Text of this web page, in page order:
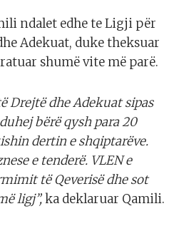
ndalet edhe te Ligji për
Adekuat, duke theksuar
shumë vite më parë.
Drejtë dhe Adekuat sipas
bërë qysh para 20
dertin e shqiptarëve.
e tenderë. VLEN e
të Qeverisë dhe sot
ligj”,ka deklaruar Qamili.